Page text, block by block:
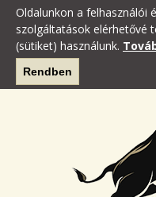
Oldalunkon a felhasználói
szolgáltatások elérhetővé
(sütiket) használunk.
Rendben